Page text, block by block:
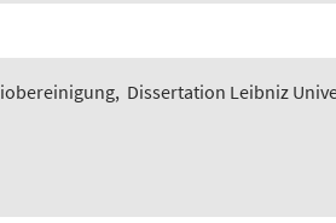
, Dissertation Leibniz